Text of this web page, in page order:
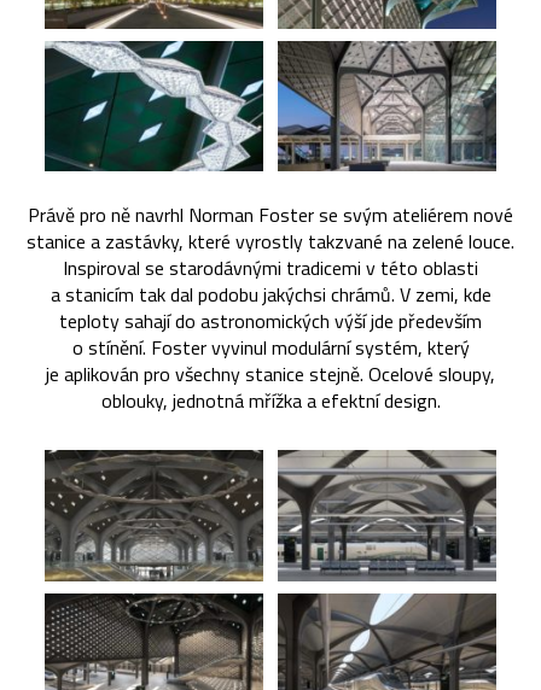
Právě pro ně navrhl Norman Foster se svým ateliérem nové
stanice a zastávky, které vyrostly takzvané na zelené louce.
Inspiroval se starodávnými tradicemi v této oblasti
a stanicím tak dal podobu jakýchsi chrámů. V zemi, kde
teploty sahají do astronomických výší jde především
o stínění. Foster vyvinul modulární systém, který
je aplikován pro všechny stanice stejně. Ocelové sloupy,
oblouky, jednotná mřížka a efektní design.